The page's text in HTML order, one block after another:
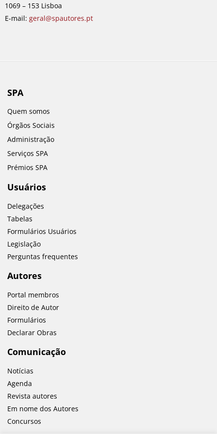
m
1069 – 153 Lisboa
E-mail: geral@spautores.pt
SPA
Quem somos
Órgãos Sociais
Administração
Serviços SPA
Prémios SPA
Usuários
Delegações
Tabelas
Formulários Usuários
Legislação
Perguntas frequentes
Autores
Portal membros
Direito de Autor
Formulários
Declarar Obras
Comunicação
Notícias
Agenda
Revista autores
Em nome dos Autores
Concursos